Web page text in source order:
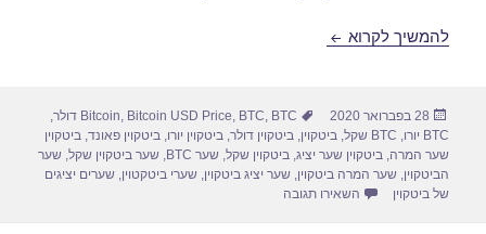
להמשיך לקרוא שער ביטקוין לתאריך 28/02/2020
פורסם
בתאריך
28 בפברואר 2020 תגיות Bitcoin Bitcoin USD Price BTC BTC דולר
BTC יורו
BTC שקל ביטקוין ביטקוין דולר ביטקוין יורו ביטקוין פאונד ביטקוין
שער המרה ביטקוין שער יציג ביטקוין שקל ,שער BTC ,שער ביטקוין שקל ,שער
הביטקוין ,שער המרה ביטקוין ,שער יציג ביטקוין ,שערי ביטקטוין ,שערים יציגים
של ביטקוין
השאירו תגובה